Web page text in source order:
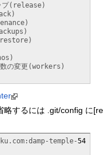
プ(release)
数の変更(workers)
略するには .git/config に[re
temple-54